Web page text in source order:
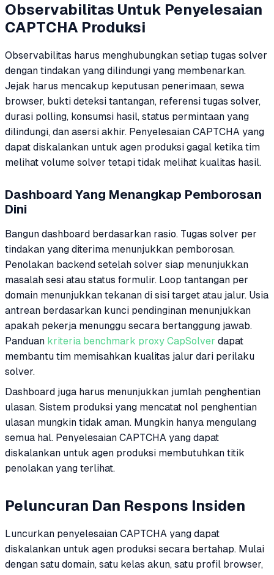
Observabilitas Untuk Penyelesaian
CAPTCHA Produksi
Observabilitas harus menghubungkan setiap tugas solver
dengan tindakan yang dilindungi yang membenarkan.
Jejak harus mencakup keputusan penerimaan, sewa
browser, bukti deteksi tantangan, referensi tugas solver,
durasi polling, konsumsi hasil, status permintaan yang
dilindungi, dan asersi akhir. Penyelesaian CAPTCHA yang
dapat diskalankan untuk agen produksi gagal ketika tim
melihat volume solver tetapi tidak melihat kualitas hasil.
Dashboard Yang Menangkap Pemborosan
Dini
Bangun dashboard berdasarkan rasio. Tugas solver per
tindakan yang diterima menunjukkan pemborosan.
Penolakan backend setelah solver siap menunjukkan
masalah sesi atau status formulir. Loop tantangan per
domain menunjukkan tekanan di sisi target atau jalur. Usia
antrean berdasarkan kunci pendinginan menunjukkan
apakah pekerja menunggu secara bertanggung jawab.
Panduan kriteria benchmark proxy CapSolver dapat
membantu tim memisahkan kualitas jalur dari perilaku
solver.
Dashboard juga harus menunjukkan jumlah penghentian
ulasan. Sistem produksi yang mencatat nol penghentian
ulasan mungkin tidak aman. Mungkin hanya mengulang
semua hal. Penyelesaian CAPTCHA yang dapat
diskalankan untuk agen produksi membutuhkan titik
penolakan yang terlihat.
Peluncuran Dan Respons Insiden
Luncurkan penyelesaian CAPTCHA yang dapat
diskalankan untuk agen produksi secara bertahap. Mulai
dengan satu domain, satu kelas akun, satu profil browser,